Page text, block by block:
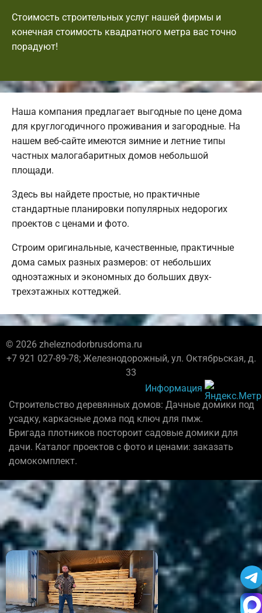
Стоимость строительных услуг нашей фирмы и
конечная стоимость квадратного метра вас точно
порадуют!
Наша компания предлагает выгодные по цене дома
для круглогодичного проживания и загородные. На
нашем веб-сайте имеются зимние и летние типы
частных малогабаритных домов небольшой
площади.
Здесь вы найдете простые, но практичные
стандартные планировки популярных недорогих
проектов с ценами и фото.
Строим оригинальные, качественные, практичные
дома самых разных размеров: от небольших
одноэтажных и экономных до больших двух-
трехэтажных коттеджей.
© 2026 zheleznodorbrusdoma.ru
+7 921 027-89-78; Железнодорожный, ул. Октябрьская, д.
33
Информация
Строительство деревянных домов: Дачные домики под
усадку, каркасные дома под ключ для пмж.
Бригада плотников постороит садовые домики для
дачи. Каталог проектов с фото и ценами: заказать
домокомплект.